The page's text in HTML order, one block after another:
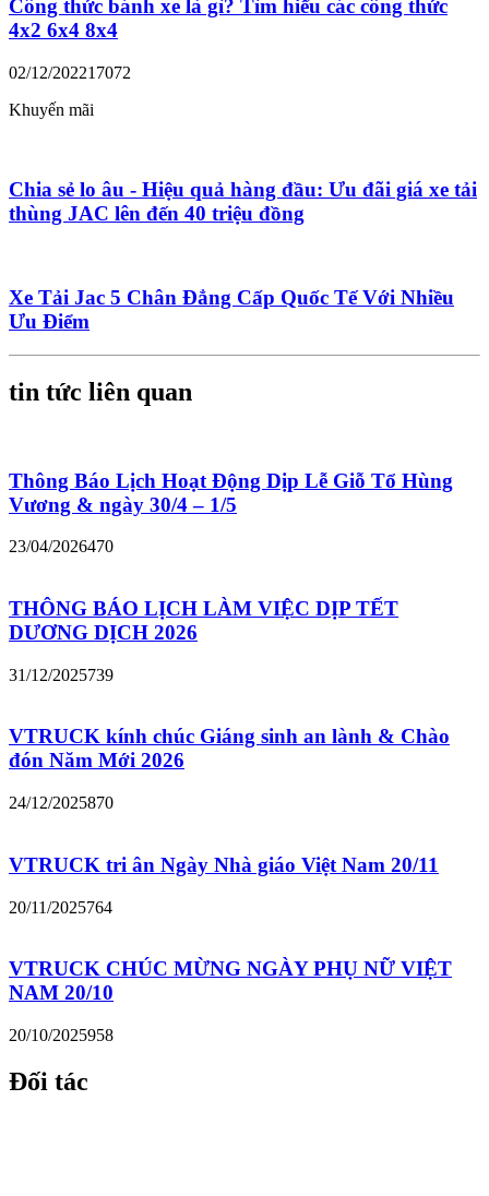
Công thức bánh xe là gì? Tìm hiểu các công thức
4x2 6x4 8x4
02/12/202217072
Khuyến mãi
Chia sẻ lo âu - Hiệu quả hàng đầu: Ưu đãi giá xe tải
thùng JAC lên đến 40 triệu đồng
Xe Tải Jac 5 Chân Đẳng Cấp Quốc Tế Với Nhiều
Ưu Điểm
tin tức liên quan
Thông Báo Lịch Hoạt Động Dịp Lễ Giỗ Tổ Hùng
Vương & ngày 30/4 – 1/5
23/04/2026470
THÔNG BÁO LỊCH LÀM VIỆC DỊP TẾT
DƯƠNG DỊCH 2026
31/12/2025739
VTRUCK kính chúc Giáng sinh an lành & Chào
đón Năm Mới 2026
24/12/2025870
VTRUCK tri ân Ngày Nhà giáo Việt Nam 20/11
20/11/2025764
VTRUCK CHÚC MỪNG NGÀY PHỤ NỮ VIỆT
NAM 20/10
20/10/2025958
Đối tác